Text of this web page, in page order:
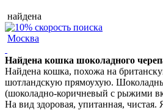
найдена
Москва
Найдена кошка шоколадного
Найдена кошка, похожа на
шотландскую прямоухую.
(шоколадно-коричневый с рыжими
На вид здоровая, упитанная,